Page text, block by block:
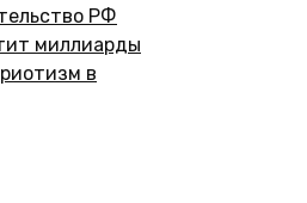
РФ
миллиарды
в